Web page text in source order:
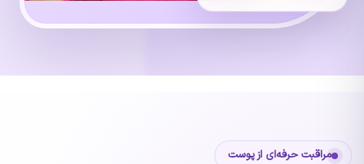
مراقبت حرفه‌ای از پوست